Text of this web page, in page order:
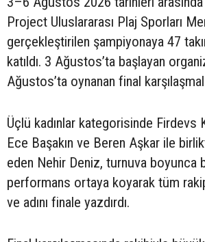
Project Uluslararası Plaj Sporları
gerçekleştirilen şampiyonaya 47
katıldı. 3 Ağustos’ta başlayan
Ağustos’ta oynanan final
Üçlü kadınlar kategorisinde Firdevs
Ece Başakın ve Beren Aşkar ile
eden Nehir Deniz, turnuva boyunca
performans ortaya koyarak tüm
ve adını finale yazdırdı.